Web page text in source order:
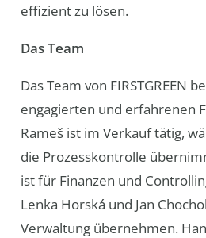
effizient zu lösen.
Das Team
Das Team von FIRSTGREEN
engagierten und erfahrenen
Rameš ist im Verkauf tätig,
die Prozesskontrolle
ist für Finanzen und
Lenka Horská und Jan
Verwaltung übernehmen.